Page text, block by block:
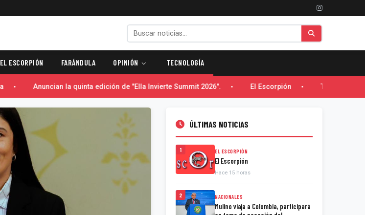
EL ESCORPIÓN FARÁNDULA OPINIÓN TECNOLOGÍA
Anuncian la quinta edición de "Ella Invierte Summit 2026". El Escorpión Trabajos de
ÚLTIMAS NOTICIAS
1 EL ESCORPIÓN
El Escorpión
Hace 15 horas
2 NACIONALES
Mulino viaja a Colombia, participará